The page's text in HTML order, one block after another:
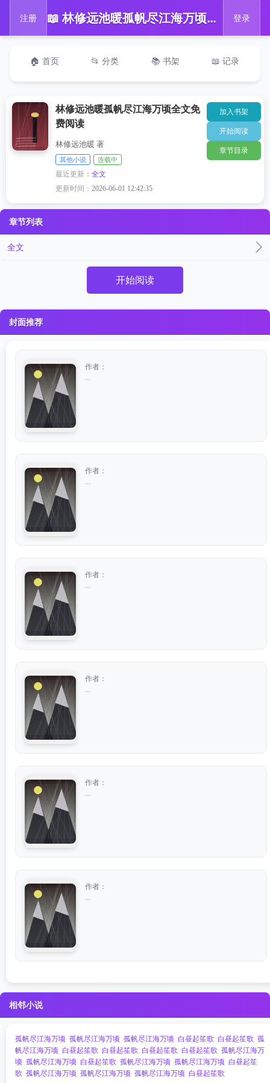
注册 📖 林修远池暖孤帆尽江海万顷全文免费阅读 登录
🏠 首页 📂 分类 📚 书架 📖 记录
林修远池暖孤帆尽江海万顷全文免
费阅读
林修远池暖 著
其他小说 连载中
最近更新：全文
更新时间：2026-06-01 12:42:35
加入书架
开始阅读
章节目录
章节列表
全文
开始阅读
封面推荐
作者：
作者：
作者：
作者：
作者：
作者：
相邻小说
孤帆尽江海万顷 孤帆尽江海万顷 孤帆尽江海万顷 白昼起笙歌 白昼起笙歌 孤
帆尽江海万顷 白昼起笙歌 白昼起笙歌 白昼起笙歌 白昼起笙歌 孤帆尽江海万
顷 孤帆尽江海万顷 白昼起笙歌 孤帆尽江海万顷 孤帆尽江海万顷 白昼起笙
歌 孤帆尽江海万顷 孤帆尽江海万顷 孤帆尽江海万顷 白昼起笙歌